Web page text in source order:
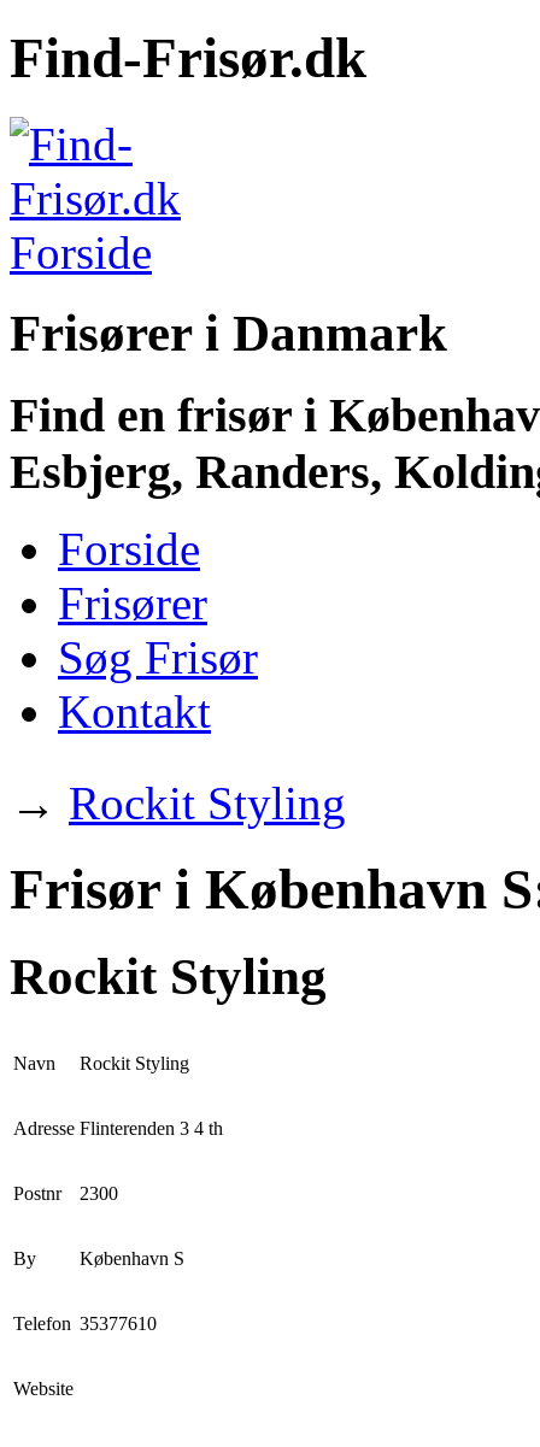
Find-Frisør.dk
Frisører i Danmark
Find en frisør i
Esbjerg, Randers,
Forside
Frisører
Søg Frisør
Kontakt
→ Rockit Styling
Frisør i København
Rockit Styling
Navn Rockit Styling
Adresse Flinterenden 3 4 th
Postnr 2300
By København S
Telefon 35377610
Website